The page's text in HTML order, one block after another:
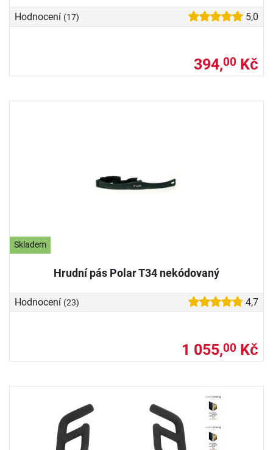
Hodnocení (17) 5,0
394,00 Kč
Skladem
Hrudní pás Polar T34 nekódovaný
Hodnocení (23) 4,7
1 055,00 Kč